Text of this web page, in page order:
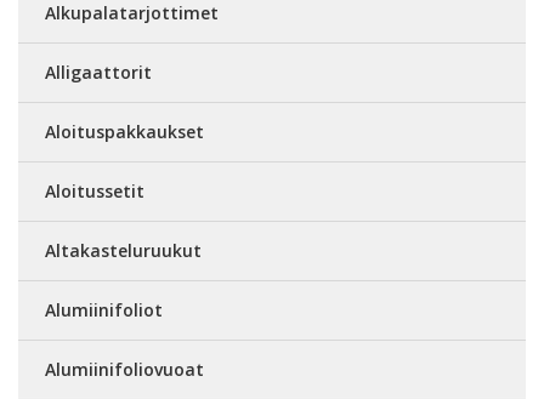
Alkupalatarjottimet
Alligaattorit
Aloituspakkaukset
Aloitussetit
Altakasteluruukut
Alumiinifoliot
Alumiinifoliovuoat